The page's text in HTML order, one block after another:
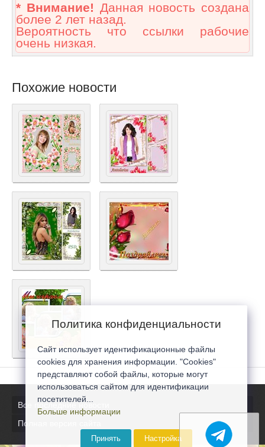
* Внимание! Данная новость создана
более 2 лет назад.
Вероятность что ссылки рабочие
очень низкая.
Похожие новости
Все последние новости
Полная версия сайта
Политика конфиденциальности
Сайт использует идентификационные файлы
cookies для хранения информации. "Cookies"
представляют собой файлы, которые могут
использоваться сайтом для идентификации
посетителей...
Больше информации
Принять Настройка